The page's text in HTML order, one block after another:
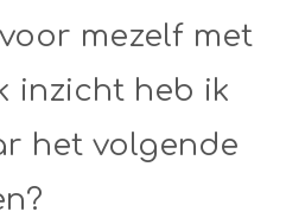
mezelf met
inzicht heb ik
het volgende